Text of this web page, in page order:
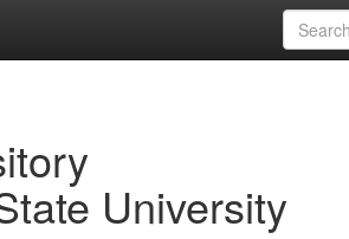
University